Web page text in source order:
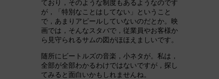
ており，そのような制度もあるようなのです
が，「特別なことはしてない」ということ
で，あまりアピールしていないのだとか。映
画では，そんなスタバで，従業員やお客様か
ら見守られるサムの図がほほえましいです。
随所にビートルズの音楽，小ネタが。私は，
全部が全部わかるわけではないですが，探し
てみると面白いかもしれませんね。